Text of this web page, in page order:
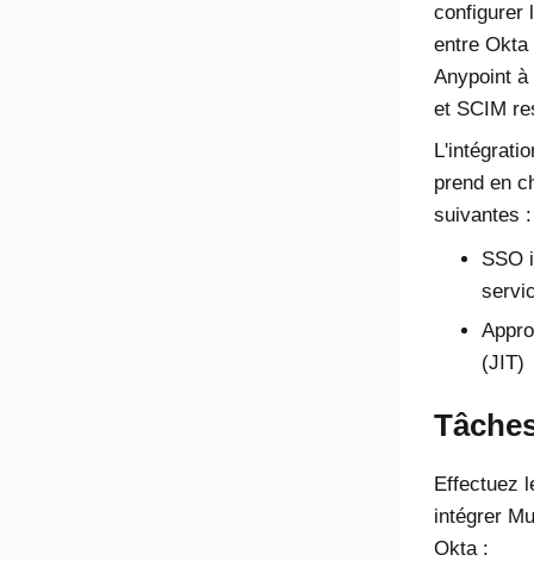
configurer
entre Okta
Anypointà
et SCIM
prend en
suivantes :
SSO
(JIT)
Effectuez
intégrer
Okta: